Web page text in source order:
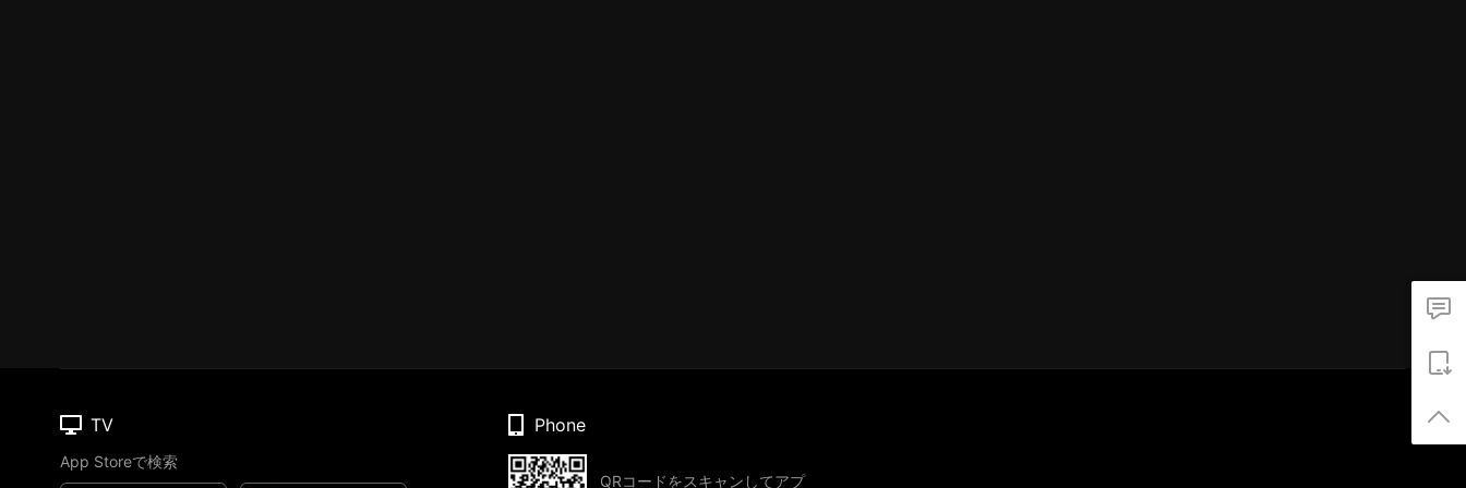
TV
App Storeで検索
Phone
QRコードをスキャンしてアプ